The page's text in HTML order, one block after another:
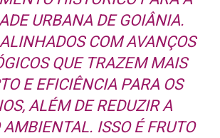
URBANA DE GOIÂNIA.
COM AVANÇOS
QUE TRAZEM MAIS
E EFICIÊNCIA PARA OS
ALÉM DE REDUZIR A
AMBIENTAL. ISSO É FRUTO